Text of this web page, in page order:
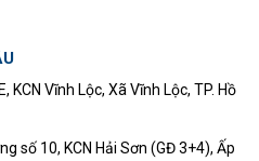
KCN Vĩnh Lộc, Xã Vĩnh Lộc, TP. Hồ
số 10, KCN Hải Sơn (GĐ 3+4), Ấp